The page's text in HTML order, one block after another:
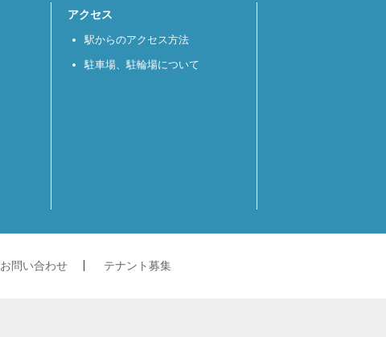
アクセス
駅からのアクセス方法
駐車場、駐輪場について
お問い合わせ テナント募集